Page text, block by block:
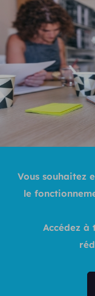
Vous souhaitez
le
Accédez à